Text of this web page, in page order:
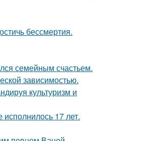
бессмертия.
семейным счастьем.
зависимостью.
культуризм и
17 лет.